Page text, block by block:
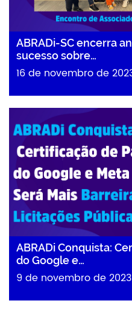
ABRADi-SC encerra
sucesso sobre…
16 de novembro de
ABRADi Conquista:
do Google e…
9 de novembro de 2023